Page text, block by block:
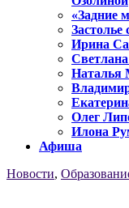
«Задние
Ирина
Наталья
Олег
Илона
Афиша
Новости,